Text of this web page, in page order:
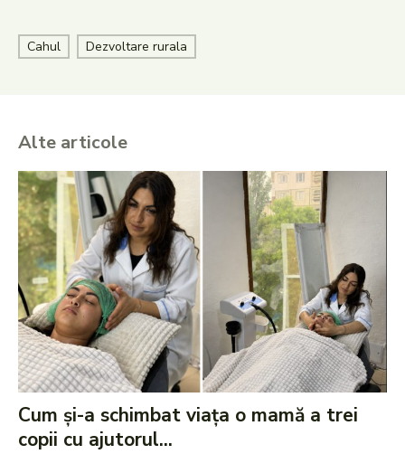
Cahul Dezvoltare rurala
Alte articole
Cum și-a schimbat viața o mamă a trei
copii cu ajutorul...